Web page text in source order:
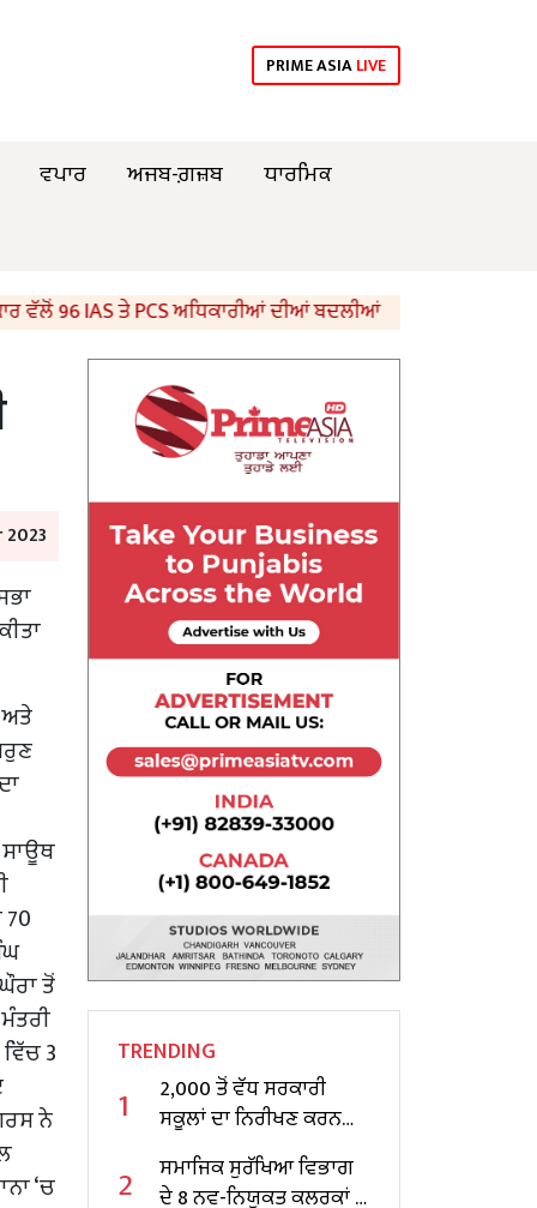
PRIME ASIALIVE
ਵਪਾਰ ਅਜਬ-ਗ਼ਜ਼ਬ
ਧਾਰਮਿਕ
IAS ਤੇ PCS ਅਧਿਕਾਰੀਆਂ ਦੀਆਂ ਬਦਲੀਆਂ
ਅਤੇ
ਤੋਂ
3
ਨੇ
‘ਚ
TRENDING
1
2,000 ਤੋਂ ਵੱਧ ਸਰਕਾਰੀ
ਸਕੂਲਾਂ ਦਾ ਨਿਰੀਖਣ ਕਰਨ
ਵਾਲੇ ਪੰਜਾਬ ਦੇ ਪਹਿਲੇ
ਸਿੱਖਿਆ ਮੰਤਰੀ ਬਣੇ ਹਰਜੋਤ
2
ਸਮਾਜਿਕ ਸੁਰੱਖਿਆ ਵਿਭਾਗ
ਦੇ 8 ਨਵ-ਨਿਯੁਕਤ ਕਲਰਕਾਂ ਨੂੰ